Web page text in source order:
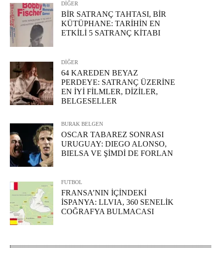
DİĞER
BİR SATRANÇ TAHTASI, BİR
KÜTÜPHANE: TARİHİN EN
ETKİLİ 5 SATRANÇ KİTABI
DİĞER
64 KAREDEN BEYAZ
PERDEYE: SATRANÇ ÜZERİNE
EN İYİ FİLMLER, DİZİLER,
BELGESELLER
BURAK BELGEN
OSCAR TABAREZ SONRASI
URUGUAY: DIEGO ALONSO,
BIELSA VE ŞİMDİ DE FORLAN
FUTBOL
FRANSA’NIN İÇİNDEKİ
İSPANYA: LLVIA, 360 SENELİK
COĞRAFYA BULMACASI